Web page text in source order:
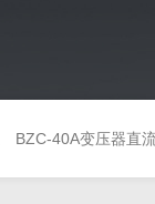
BZC-40A变压器直